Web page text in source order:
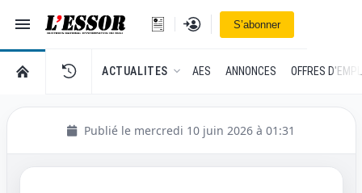
Navigation
L'Essor - retour à la une
Se connecterS’abonner
RETOUR À LA PAGE D’ACCUEIL DE L'ESSOR
ACTUALITES AES ANNONCES OFFRES
Publié le mercredi 10 juin 2026 à 01:31